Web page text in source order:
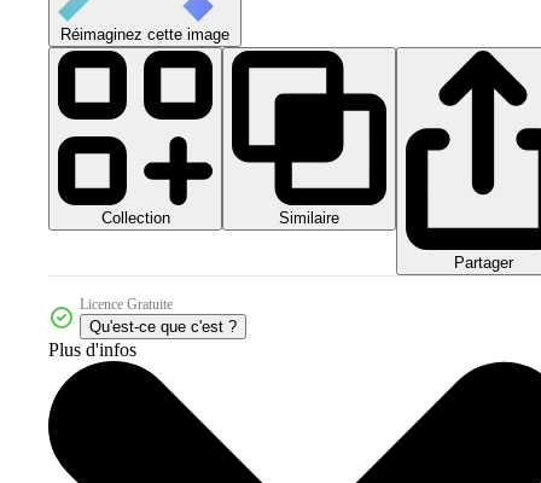
Réimaginez cette image
Collection Similaire
Partager
Licence Gratuite
Qu'est-ce que c'est ?
Plus d'infos